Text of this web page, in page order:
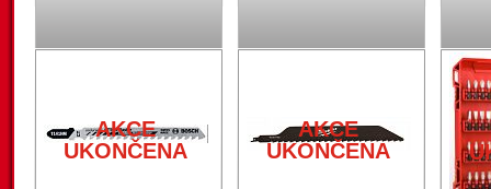
AKCE
UKONČENA
AKCE
UKONČENA